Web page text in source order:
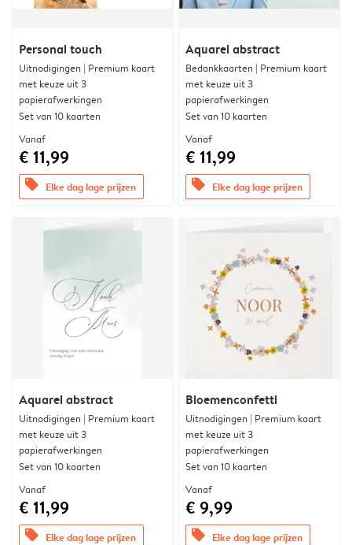
Personal touch
Uitnodigingen | Premium kaart
met keuze uit 3
papierafwerkingen
Set van 10 kaarten
Vanaf
€ 11,99
offers Elke dag lage prijzen
Aquarel abstract
Bedankkaarten | Premium kaart
met keuze uit 3
papierafwerkingen
Set van 10 kaarten
Vanaf
€ 11,99
offers Elke dag lage prijzen
Aquarel abstract
Uitnodigingen | Premium kaart
met keuze uit 3
papierafwerkingen
Set van 10 kaarten
Vanaf
€ 11,99
offers Elke dag lage prijzen
Bloemenconfetti
Uitnodigingen | Premium kaart
met keuze uit 3
papierafwerkingen
Set van 10 kaarten
Vanaf
€ 9,99
offers Elke dag lage prijzen